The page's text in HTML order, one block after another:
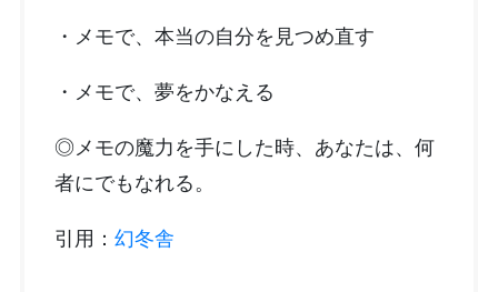
・メモで、本当の自分を見つめ直す
・メモで、夢をかなえる
◎メモの魔力を手にした時、あなたは、何
者にでもなれる。
引用： 幻冬舎